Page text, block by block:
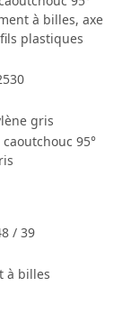
à billes, axe
plastiques
gris
95°
/ 39
à billes